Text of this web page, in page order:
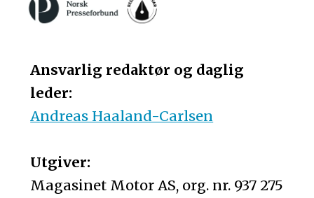
Ansvarlig redaktør og daglig
leder:
Andreas Haaland-Carlsen
Utgiver:
Magasinet Motor AS, org. nr. 937 275